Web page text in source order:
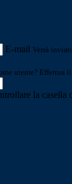
E-mail Verrà
utente? Effettua
la casella